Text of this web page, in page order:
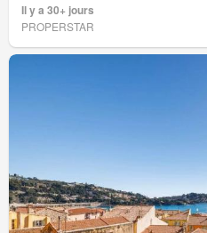
Il y a 30+ jours
PROPERSTAR